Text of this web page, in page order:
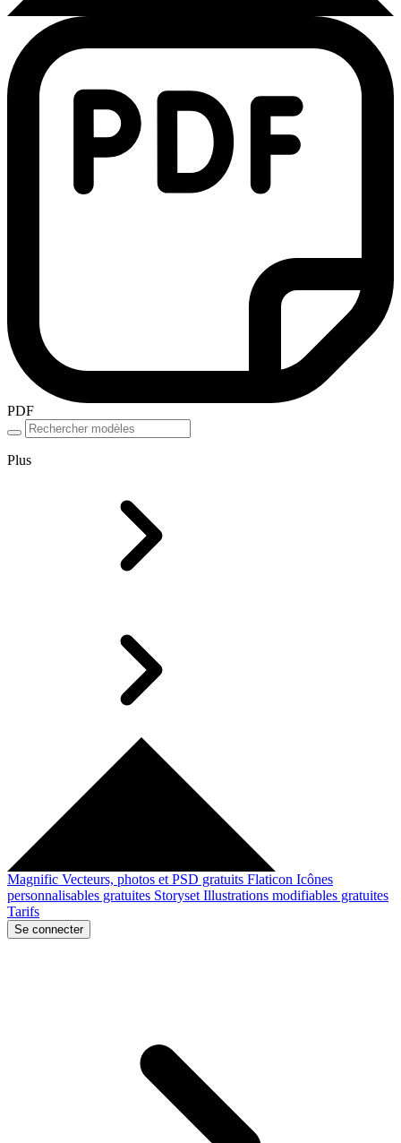
PDF
Plus
Magnific Vecteurs, photos et PSD gratuits Flaticon Icônes
personnalisables gratuites Storyset Illustrations modifiables gratuites
Tarifs
Se connecter